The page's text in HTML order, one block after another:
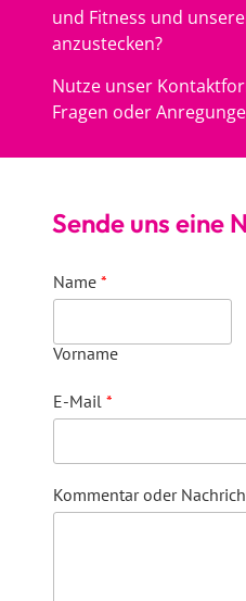
und Fitness und
anzustecken?
Nutze unser
Fragen oder
Sende uns eine
Name *
Vorname
E-Mail *
Kommentar oder